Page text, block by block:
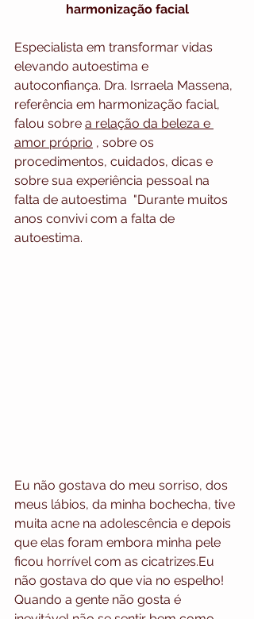
harmonização facial
Especialista em transformar vidas
elevando autoestima e
autoconfiança. Dra. Isrraela Massena,
referência em harmonização facial,
falou sobre a relação da beleza e
amor próprio , sobre os
procedimentos, cuidados, dicas e
sobre sua experiência pessoal na
falta de autoestima  "Durante muitos
anos convivi com a falta de
autoestima.
Eu não gostava do meu sorriso, dos
meus lábios, da minha bochecha, tive
muita acne na adolescência e depois
que elas foram embora minha pele
ficou horrível com as cicatrizes.Eu
não gostava do que via no espelho!
Quando a gente não gosta é